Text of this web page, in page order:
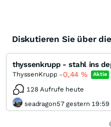
Knock-Out-Suche
Diskutieren Sie über
thyssenkrupp - stahl ins
ThyssenKrupp -0,44 % Aktie
128 Aufrufe heute
seadragon57 gestern 19:59